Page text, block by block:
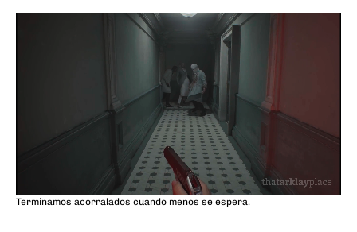
Terminamos acorralados cuando menos se espera.